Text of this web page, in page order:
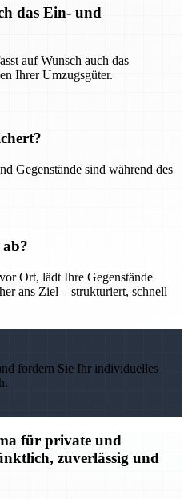
das Ein- und
auf Wunsch auch das
Ihrer Umzugsgüter.
Gegenstände sind während des
Ort, lädt Ihre Gegenstände
ans Ziel – strukturiert, schnell
fordern Sie Ihr individuelles
für private und
zuverlässig und